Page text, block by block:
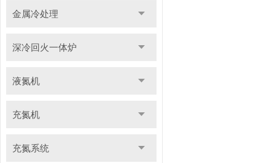
金属冷处理
深冷回火一体炉
液氮机
充氮机
充氮系统